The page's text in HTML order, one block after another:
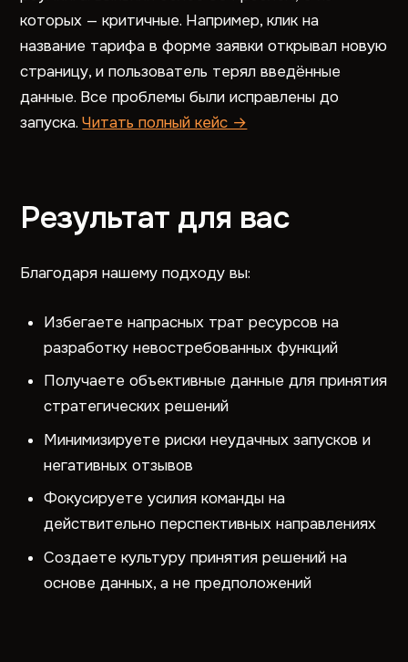
которых — критичные. Например, клик на
название тарифа в форме заявки открывал новую
страницу, и пользователь терял введённые
данные. Все проблемы были исправлены до
запуска.Читать полный кейс →
Результат для вас
Благодаря нашему подходу вы:
Избегаете напрасных трат ресурсов на
разработку невостребованных функций
Получаете объективные данные для принятия
стратегических решений
Минимизируете риски неудачных запусков и
негативных отзывов
Фокусируете усилия команды на
действительно перспективных направлениях
Создаете культуру принятия решений на
основе данных, а не предположений